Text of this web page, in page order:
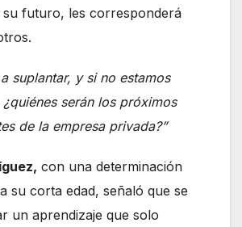
futuro, les corresponderá
suplantar, y si no estamos
serán los próximos
de la empresa privada?”
con una determinación
su corta edad, señaló que se
un aprendizaje que solo